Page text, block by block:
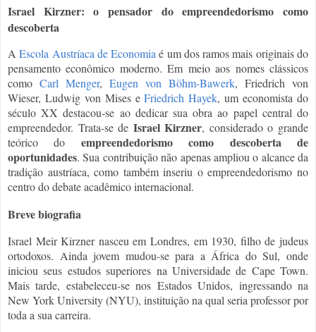
Israel Kirzner: o pensador do empreendedorismo como
descoberta
AEscola Austríaca de Economiaé um dos ramos mais originais do
pensamento econômico moderno. Em meio aos nomes clássicos
como Carl Menger, Eugen von Böhm-Bawerk, Friedrich von
Wieser, Ludwig von Mises eFriedrich Hayek, um economista do
século XX destacou-se ao dedicar sua obra ao papel central do
empreendedor. Trata-se de Israel Kirzner, considerado o grande
teórico do empreendedorismo como descoberta de
oportunidades. Sua contribuição não apenas ampliou o alcance da
tradição austríaca, como também inseriu o empreendedorismo no
centro do debate acadêmico internacional.
Breve biografia
Israel Meir Kirzner nasceu em Londres, em 1930, filho de judeus
ortodoxos. Ainda jovem mudou-se para a África do Sul, onde
iniciou seus estudos superiores na Universidade de Cape Town.
Mais tarde, estabeleceu-se nos Estados Unidos, ingressando na
New York University (NYU), instituição na qual seria professor por
toda a sua carreira.